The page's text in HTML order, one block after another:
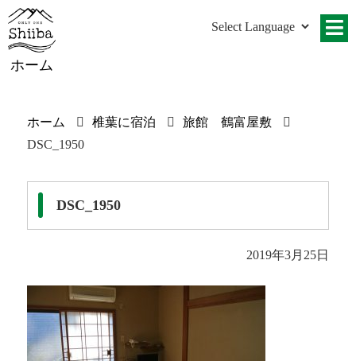
ホーム
ホーム 椎葉に宿泊
旅館 鶴富屋敷
DSC_1950
DSC_1950
2019年3月25日